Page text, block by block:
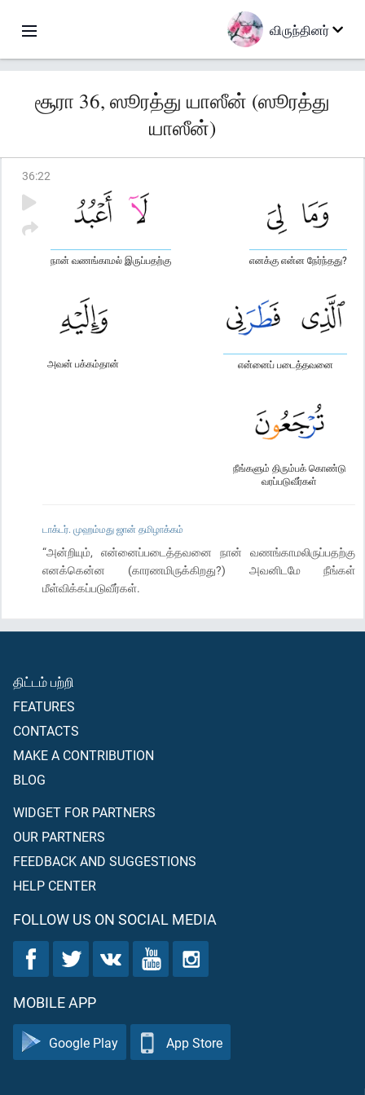
விருந்தினர்
சூரா 36, ஸூரத்து யாஸீன் (ஸூரத்து
யாஸீன்)
36:22
எனக்கு என்ன நேர்ந்தது?
நான் வணங்காமல் இருப்பதற்கு
என்னைப் படைத்தவனை
அவன் பக்கம்தான்
நீங்களும் திரும்பக் கொண்டு
வரப்படுவீர்கள்
டாக்டர். முஹம்மது ஜான் தமிழாக்கம்
“அன்றியும், என்னைப்படைத்தவனை நான் வணங்காமலிருப்பதற்கு
எனக்கென்ன (காரணமிருக்கிறது?) அவனிடமே நீங்கள்
மீள்விக்கப்படுவீர்கள்.
திட்டம் பற்றி
FEATURES
CONTACTS
MAKE A CONTRIBUTION
BLOG
WIDGET FOR PARTNERS
OUR PARTNERS
FEEDBACK AND SUGGESTIONS
HELP CENTER
FOLLOW US ON SOCIAL MEDIA
MOBILE APP
Google Play App Store